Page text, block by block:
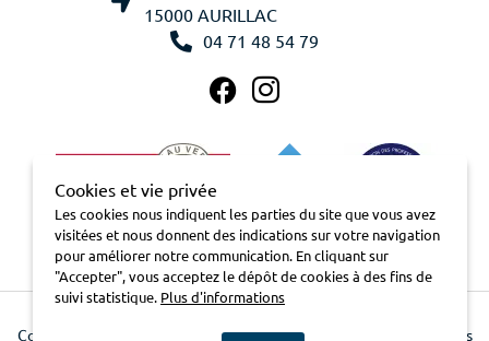
15000 AURILLAC
04 71 48 54 79
Contactez-nous Mentions légales Charte pour la protection des
Cookies et vie privée
Les cookies nous indiquent les parties du site que vous avez
visitées et nous donnent des indications sur votre navigation
pour améliorer notre communication. En cliquant sur
"Accepter", vous acceptez le dépôt de cookies à des fins de
suivi statistique. Plus d'informations